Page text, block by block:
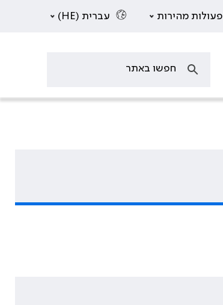
פעולות מהירות עברית (HE)